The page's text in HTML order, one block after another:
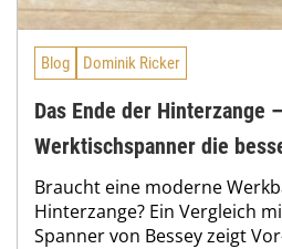
Blog Dominik Ricker
Das Ende der Hinterzange
Werktischspanner die
Braucht eine moderne
Hinterzange? Ein Vergleich
Spanner von Bessey zeigt